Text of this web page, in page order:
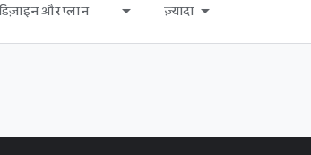
और प्लान ज़्यादा